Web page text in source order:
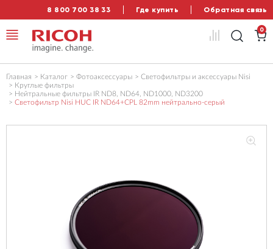
8 800 700 38 33 Где купить Обратная связь
0
Главная Каталог Фотоаксессуары
Светофильтры и аксессуары Nisi
Круглые фильтры
Нейтральные фильтры IR ND8, ND64, ND1000, ND3200
Светофильтр Nisi HUC IR ND64+CPL 82mm нейтрально-серый